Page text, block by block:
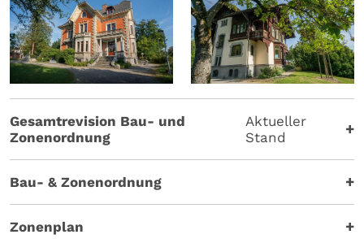
Gesamtrevision Bau- und
Zonenordnung
Aktueller
Stand
Bau- & Zonenordnung
Zonenplan